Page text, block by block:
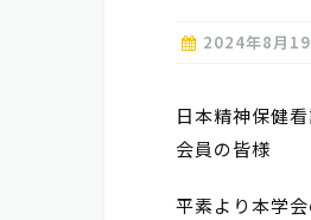
2024年8月19
日本精神保健
会員の皆様
平素より本学